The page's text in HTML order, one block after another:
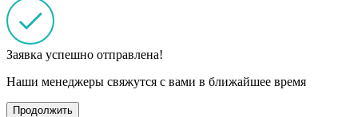
Заявка успешно отправлена!
Наши менеджеры свяжутся с вами в ближайшее время
Продолжить